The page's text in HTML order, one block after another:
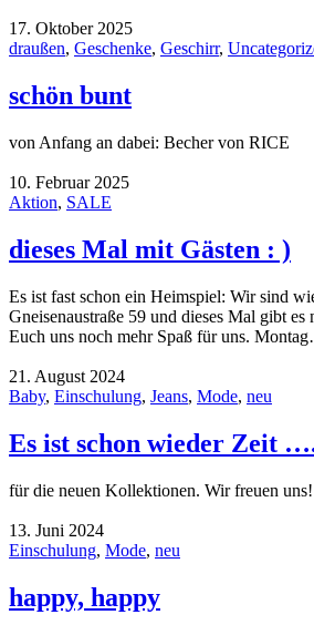
17. Oktober 2025
draußen, Geschenke, Geschirr,
schön bunt
von Anfang an dabei: Becher von RICE
10. Februar 2025
Aktion, SALE
dieses Mal mit Gästen : )
Es ist fast schon ein Heimspiel: Wir sind
Gneisenaustraße 59 und dieses Mal gibt
Euch uns noch mehr Spaß für uns.
21. August 2024
Baby, Einschulung, Jeans, Mode, neu
Es ist schon wieder Zeit
für die neuen Kollektionen. Wir freuen uns!
13. Juni 2024
Einschulung, Mode, neu
happy, happy